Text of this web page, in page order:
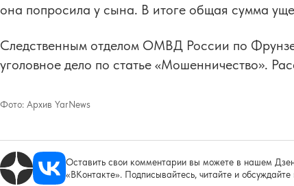
она попросила у сына. В итоге общая сумма
Следственным отделом ОМВД России по
уголовное дело по статье «Мошенничество».
Фото: Архив YarNews
Оставить свои комментарии вы можете в нашем
«ВКонтакте». Подписывайтесь, читайте и обсуждайте